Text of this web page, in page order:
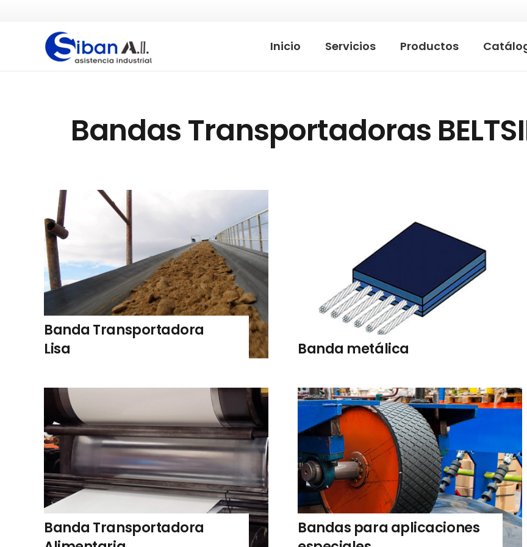
Inicio Servicios Productos
Bandas Transportadoras
Banda Transportadora
Lisa
Banda metálica
Banda Transportadora
Bandas para aplicaciones